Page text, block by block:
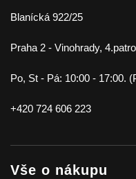
Blanícká 922/25
Praha 2 - Vinohrady, 4.patro
Po, St - Pá: 10:00 - 17:00.
+420 724 606 223
Vše o nákupu